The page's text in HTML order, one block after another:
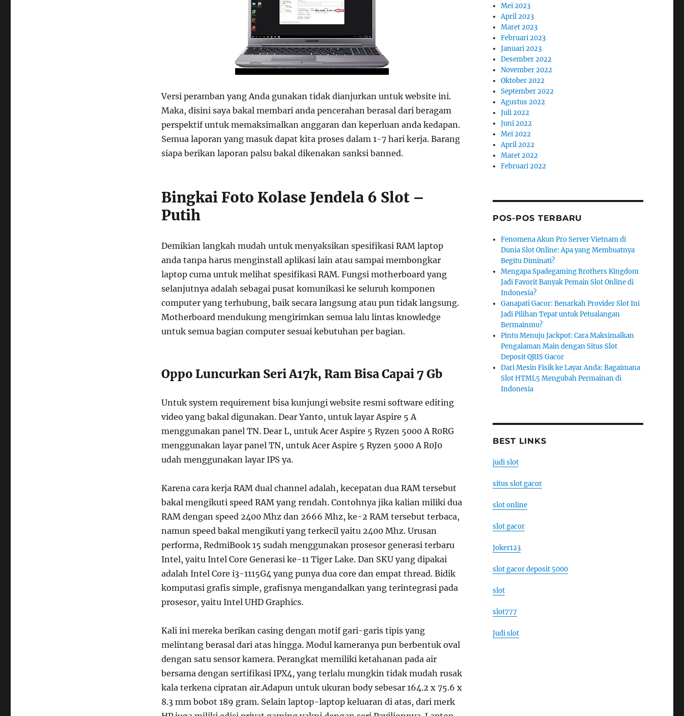
Versi peramban yang Anda gunakan tidak dianjurkan untuk website ini.
Maka, disini saya bakal membari anda pencerahan berasal dari beragam
perspektif untuk memaksimalkan anggaran dan keperluan anda kedapan.
Semua laporan yang masuk dapat kita proses dalam 1-7 hari kerja. Barang
siapa berikan laporan palsu bakal dikenakan sanksi banned.
Bingkai Foto Kolase Jendela 6 Slot –
Putih
Demikian langkah mudah untuk menyaksikan spesifikasi RAM laptop
anda tanpa harus menginstall aplikasi lain atau sampai membongkar
laptop cuma untuk melihat spesifikasi RAM. Fungsi motherboard yang
selanjutnya adalah sebagai pusat komunikasi ke seluruh komponen
computer yang terhubung, baik secara langsung atau pun tidak langsung.
Motherboard mendukung mengirimkan semua lalu lintas knowledge
untuk semua bagian computer sesuai kebutuhan per bagian.
Oppo Luncurkan Seri A17k, Ram Bisa Capai 7 Gb
Untuk system requirement bisa kunjungi website resmi software editing
video yang bakal digunakan. Dear Yanto, untuk layar Aspire 5 A
menggunakan panel TN. Dear L, untuk Acer Aspire 5 Ryzen 5000 A R0RG
menggunakan layar panel TN, untuk Acer Aspire 5 Ryzen 5000 A R0J0
udah menggunakan layar IPS ya.
Karena cara kerja RAM dual channel adalah, kecepatan dua RAM tersebut
bakal mengikuti speed RAM yang rendah. Contohnya jika kalian miliki dua
RAM dengan speed 2400 Mhz dan 2666 Mhz, ke-2 RAM tersebut terbaca,
namun speed bakal mengikuti yang terkecil yaitu 2400 Mhz. Urusan
performa, RedmiBook 15 sudah menggunakan prosesor generasi terbaru
Intel, yaitu Intel Core Generasi ke-11 Tiger Lake. Dan SKU yang dipakai
adalah Intel Core i3-1115G4 yang punya dua core dan empat thread. Bidik
komputasi grafis simple, grafisnya mengandalkan yang terintegrasi pada
prosesor, yaitu Intel UHD Graphics.
Kali ini mereka berikan casing dengan motif gari-garis tipis yang
melintang berasal dari atas hingga. Modul kameranya pun berbentuk oval
dengan satu sensor kamera. Perangkat memiliki ketahanan pada air
bersama dengan sertifikasi IPX4, yang terlalu mungkin tidak mudah rusak
kala terkena cipratan air.Adapun untuk ukuran body sebesar 164.2 x 75.6 x
8.3 mm bobot 189 gram. Selain laptop-laptop keluaran di atas, dari merk
Mei 2023
April 2023
Maret 2023
Februari 2023
Januari 2023
Desember 2022
November 2022
Oktober 2022
September 2022
Agustus 2022
Juli 2022
Juni 2022
Mei 2022
April 2022
Maret 2022
Februari 2022
POS-POS TERBARU
Fenomena Akun Pro Server Vietnam di
Dunia Slot Online: Apa yang Membuatnya
Begitu Diminati?
Mengapa Spadegaming Brothers Kingdom
Jadi Favorit Banyak Pemain Slot Online di
Indonesia?
Ganapati Gacor: Benarkah Provider Slot Ini
Jadi Pilihan Tepat untuk Petualangan
Bermainmu?
Pintu Menuju Jackpot: Cara Maksimalkan
Pengalaman Main dengan Situs Slot
Deposit QRIS Gacor
Dari Mesin Fisik ke Layar Anda: Bagaimana
Slot HTML5 Mengubah Permainan di
Indonesia
BEST LINKS
judi slot
situs slot gacor
slot online
slot gacor
Joker123
slot gacor deposit 5000
slot
slot777
Judi slot